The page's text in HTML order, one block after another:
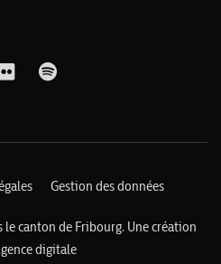
Gestion des données
canton de Fribourg. Une création
digitale